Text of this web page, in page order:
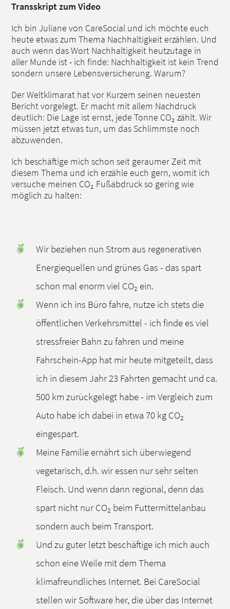
Transskript zum Video
Ich bin Juliane von CareSocial und ich möchte euch
heute etwas zum Thema Nachhaltigkeit erzählen. Und
auch wenn das Wort Nachhaltigkeit heutzutage in
aller Munde ist - ich finde: Nachhaltigkeit ist kein Trend
sondern unsere Lebensversicherung. Warum?
Der Weltklimarat hat vor Kurzem seinen neuesten
Bericht vorgelegt. Er macht mit allem Nachdruck
deutlich: Die Lage ist ernst, jede Tonne CO₂ zählt. Wir
müssen jetzt etwas tun, um das Schlimmste noch
abzuwenden.
Ich beschäftige mich schon seit geraumer Zeit mit
diesem Thema und ich erzähle euch gern, womit ich
versuche meinen CO₂ Fußabdruck so gering wie
möglich zu halten:
Wir beziehen nun Strom aus regenerativen
Energiequellen und grünes Gas - das spart
schon mal enorm viel CO₂ ein.
Wenn ich ins Büro fahre, nutze ich stets die
öffentlichen Verkehrsmittel - ich finde es viel
stressfreier Bahn zu fahren und meine
Fahrschein-App hat mir heute mitgeteilt, dass
ich in diesem Jahr 23 Fahrten gemacht und ca.
500 km zurückgelegt habe - im Vergleich zum
Auto habe ich dabei in etwa 70 kg CO₂
eingespart.
Meine Familie ernährt sich überwiegend
vegetarisch, d.h. wir essen nur sehr selten
Fleisch. Und wenn dann regional, denn das
spart nicht nur CO₂ beim Futtermittelanbau
sondern auch beim Transport.
Und zu guter letzt beschäftige ich mich auch
schon eine Weile mit dem Thema
klimafreundliches Internet. Bei CareSocial
stellen wir Software her, die über das Internet